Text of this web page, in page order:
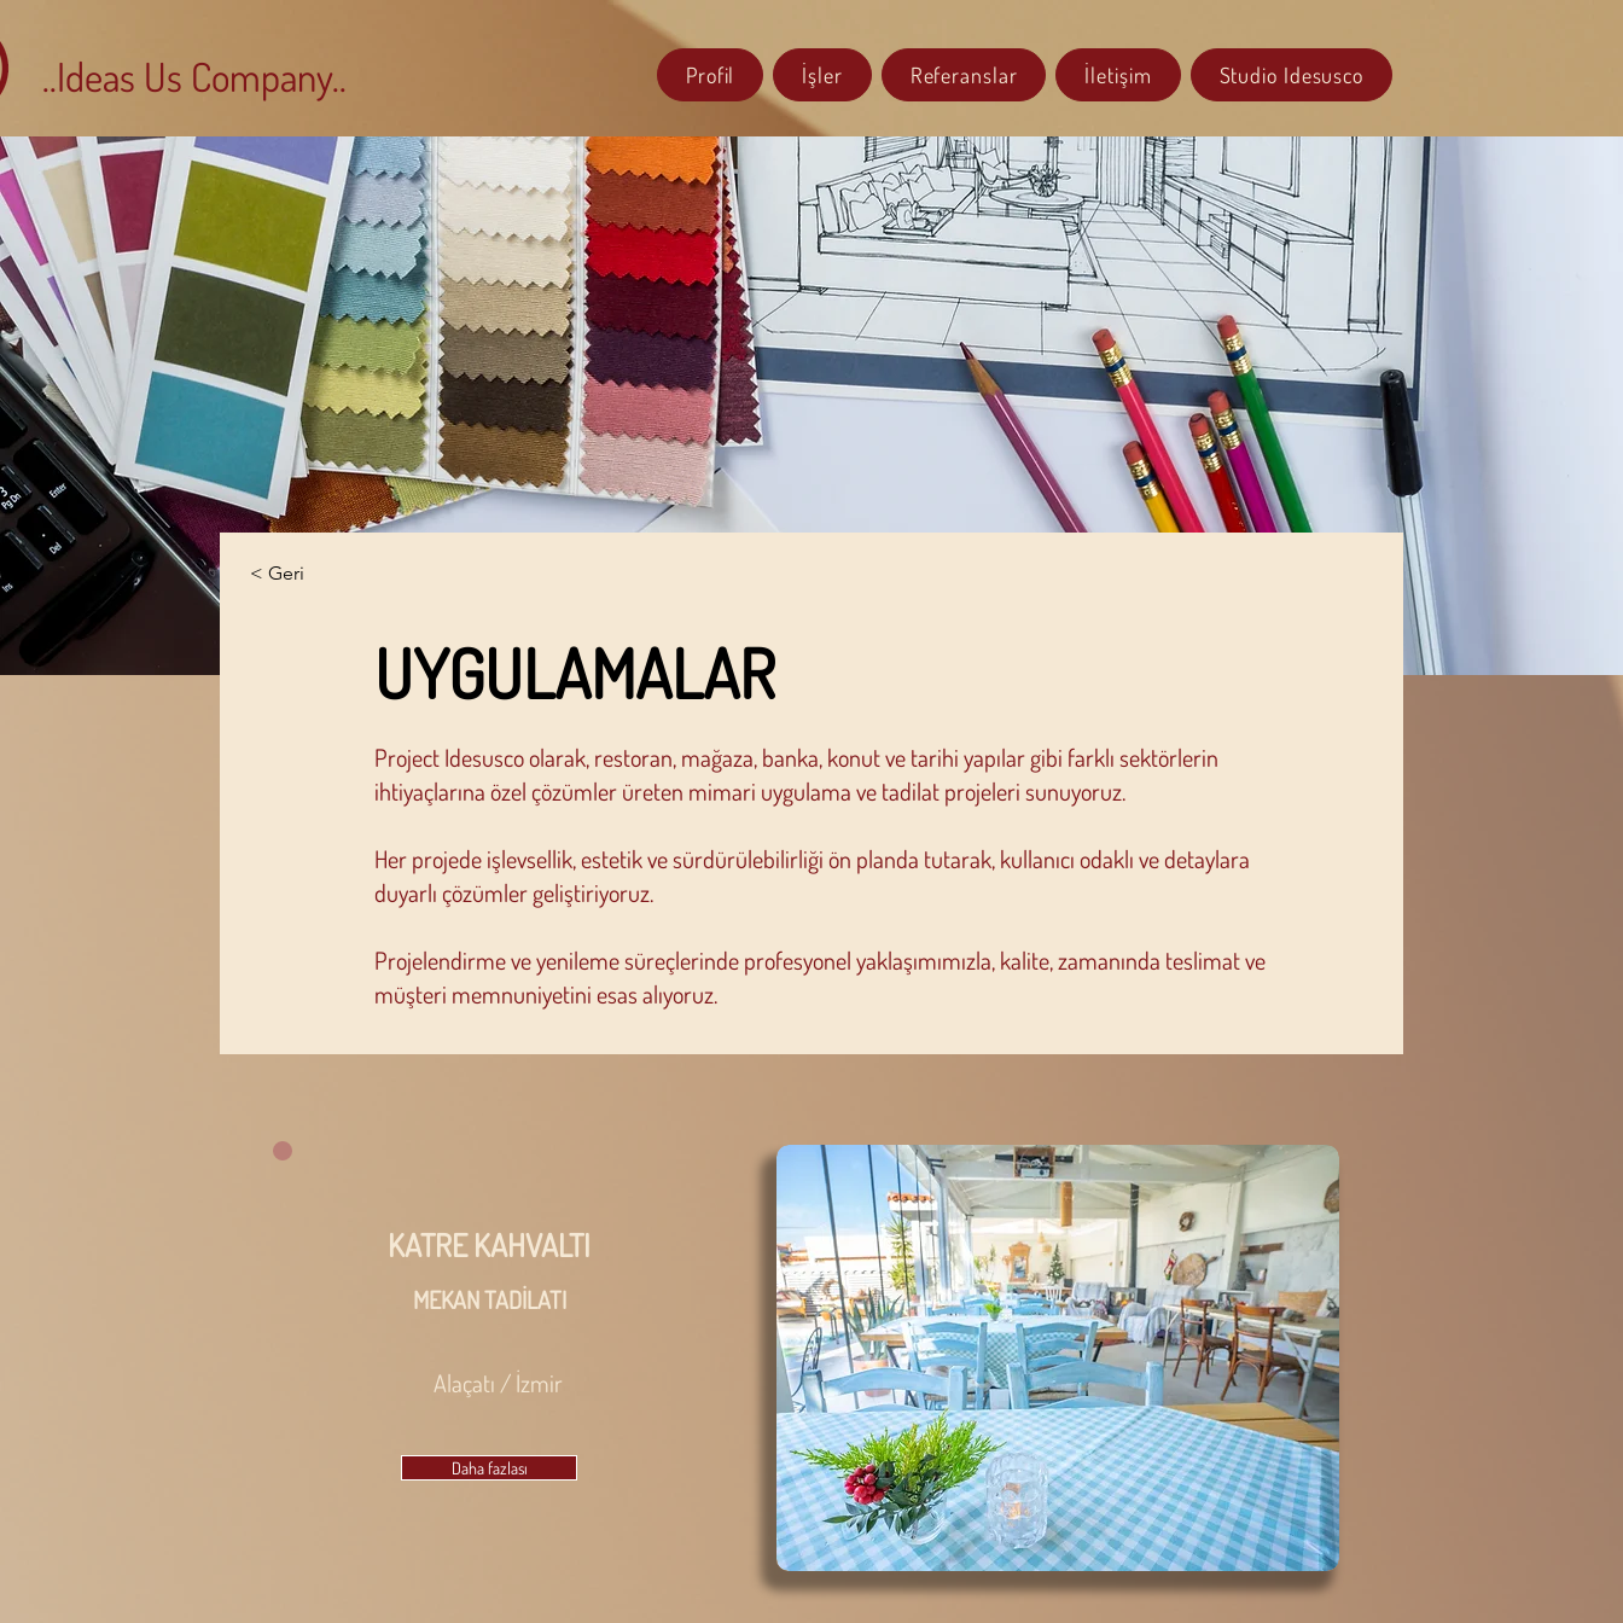
..Ideas Us Company.. Profil İşler Referanslar İletişim Studio Idesusco
< Geri
UYGULAMALAR
Project Idesusco olarak, restoran, mağaza, banka, konut ve tarihi yapılar gibi farklı sektörlerin
ihtiyaçlarına özel çözümler üreten mimari uygulama ve tadilat projeleri sunuyoruz.
Her projede işlevsellik, estetik ve sürdürülebilirliği ön planda tutarak, kullanıcı odaklı ve detaylara
duyarlı çözümler geliştiriyoruz.
Projelendirme ve yenileme süreçlerinde profesyonel yaklaşımımızla, kalite, zamanında teslimat ve
müşteri memnuniyetini esas alıyoruz.
KATRE KAHVALTI
MEKAN TADİLATI
Alaçatı / İzmir
Daha fazlası